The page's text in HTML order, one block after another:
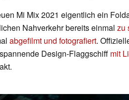
Mi Mix 2021 eigentlich ein
Nahverkehr bereits einmal zu
abgefilmt und fotografiert.
Design-Flaggschiff mit